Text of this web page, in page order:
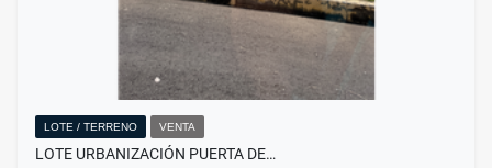
LOTE / TERRENO VENTA
LOTE URBANIZACIÓN PUERTA DE…